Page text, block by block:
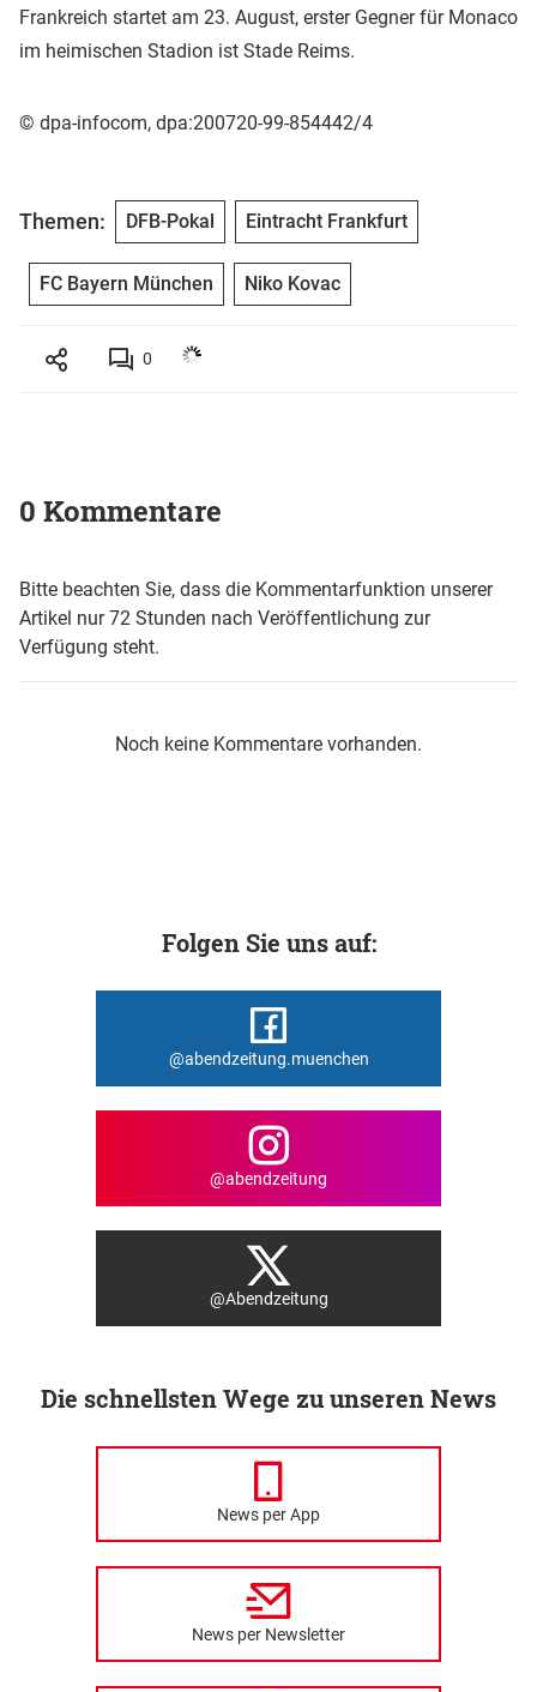
Frankreich startet am 23. August, erster Gegner für Monaco
im heimischen Stadion ist Stade Reims.
© dpa-infocom, dpa:200720-99-854442/4
Themen: DFB-Pokal Eintracht Frankfurt
FC Bayern München Niko Kovac
0
0 Kommentare
Bitte beachten Sie, dass die Kommentarfunktion unserer
Artikel nur 72 Stunden nach Veröffentlichung zur
Verfügung steht.
Noch keine Kommentare vorhanden.
Folgen Sie uns auf:
@abendzeitung.muenchen
@abendzeitung
@Abendzeitung
Die schnellsten Wege zu unseren News
News per App
News per Newsletter